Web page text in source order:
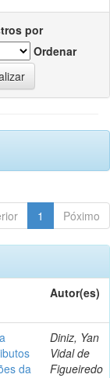
por
Ordenar
1 Póximo
Autor(es)
da
Diniz, Yan
Vidal de
Figueiredo